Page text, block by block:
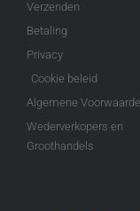
Verzenden
Betaling
Privacy
Cookie beleid
Algemene
Wederverkopers en
Groothandels